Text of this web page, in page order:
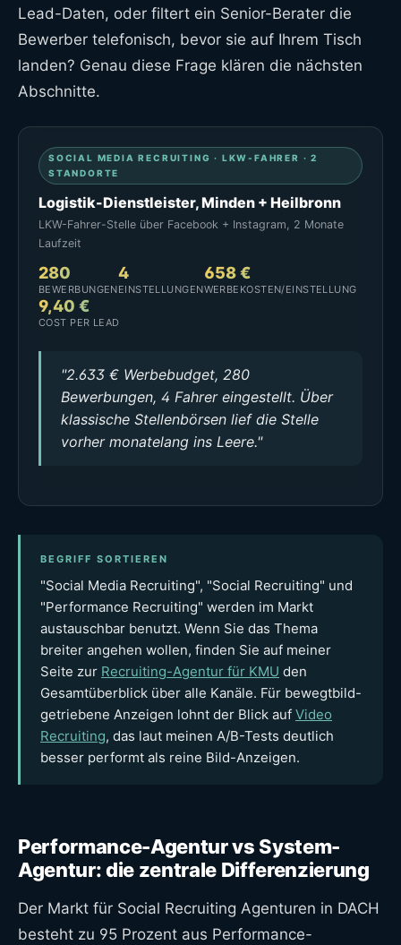
Lead-Daten, oder filtert ein Senior-Berater die
Bewerber telefonisch, bevor sie auf Ihrem Tisch
landen? Genau diese Frage klären die nächsten
Abschnitte.
SOCIAL MEDIA RECRUITING · LKW-FAHRER · 2
STANDORTE
Logistik-Dienstleister, Minden + Heilbronn
LKW-Fahrer-Stelle über Facebook + Instagram, 2 Monate
Laufzeit
280
BEWERBUNGEN
4
EINSTELLUNGEN
658 €
WERBEKOSTEN/EINSTELLUNG
9,40 €
COST PER LEAD
"2.633 € Werbebudget, 280
Bewerbungen, 4 Fahrer eingestellt. Über
klassische Stellenbörsen lief die Stelle
vorher monatelang ins Leere."
BEGRIFF SORTIEREN
"Social Media Recruiting", "Social Recruiting" und
"Performance Recruiting" werden im Markt
austauschbar benutzt. Wenn Sie das Thema
breiter angehen wollen, finden Sie auf meiner
Seite zur Recruiting-Agentur für KMU den
Gesamtüberblick über alle Kanäle. Für bewegtbild-
getriebene Anzeigen lohnt der Blick auf Video
Recruiting, das laut meinen A/B-Tests deutlich
besser performt als reine Bild-Anzeigen.
Performance-Agentur vs System-
Agentur: die zentrale Differenzierung
Der Markt für Social Recruiting Agenturen in DACH
besteht zu 95 Prozent aus Performance-